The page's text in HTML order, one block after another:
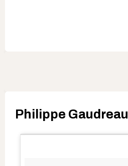
Philippe Gaudreau